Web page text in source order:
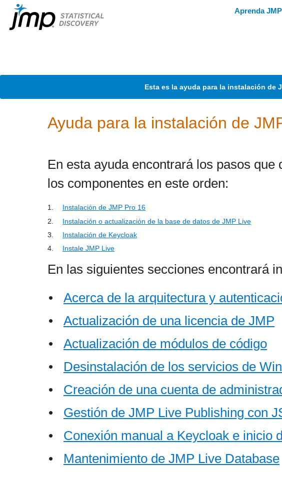
Esta es la ayuda para la instalación de
Ayuda para la instalación de
En esta ayuda encontrará los pasos
los componentes en este orden:
1.
Instalación de JMP Pro 16
2.
Instalación o actualización de la base de datos de JMP Live
3.
Instalación de Keycloak
4.
Instale JMP Live
En las siguientes secciones encontrará
•
Acerca de la arquitectura y
•
Actualización de una licencia de JMP
•
Actualización de módulos de código
•
Desinstalación de los servicios de
•
Creación de una cuenta de
•
Gestión de JMP Live Publishing con
•
Conexión manual a Keycloak e inicio
•
Mantenimiento de JMP Live Database